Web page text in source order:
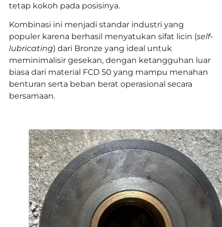
tetap kokoh pada posisinya.
Kombinasi ini menjadi standar industri yang
populer karena berhasil menyatukan sifat licin (self-
lubricating) dari Bronze yang ideal untuk
meminimalisir gesekan, dengan ketangguhan luar
biasa dari material FCD 50 yang mampu menahan
benturan serta beban berat operasional secara
bersamaan.